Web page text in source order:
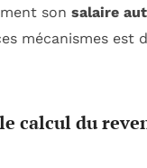
son salaire
mécanismes est
calcul du